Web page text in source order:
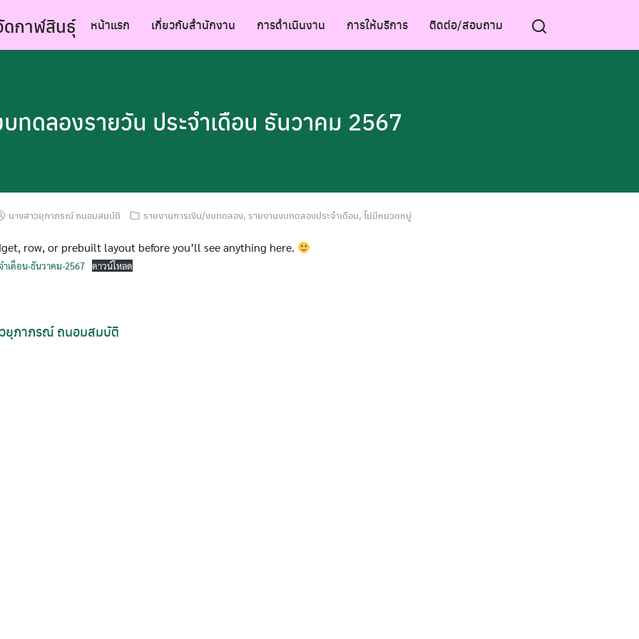
ดกาฬสินธุ์ หน้าแรก เกี่ยวกับสำนักงาน การดำเนินงาน การให้บริการ ติดต่อ/สอบถาม
ทดลองรายวัน ประจำเดือน ธันวาคม 2567
นางสาวยุภาภรณ์ ถนอมสมบัติ รายงานการเงิน/งบทดลอง, รายงานงบทดลองประจำเดือน, ไม่มีหมวดหมู่
row, or prebuilt layout before you’ll see anything here.
ำเดือน-ธันวาคม-2567 ดาวน์โหลด
ยุภาภรณ์ ถนอมสมบัติ